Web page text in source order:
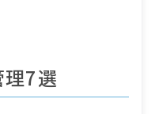
7選